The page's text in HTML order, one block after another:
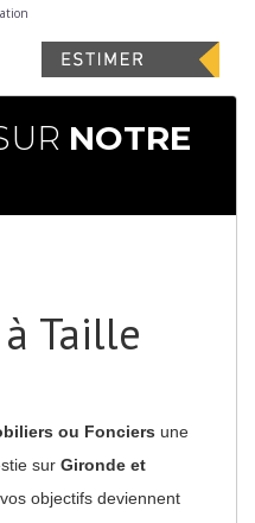
NOTRE
Taille
ou Fonciers une
sur Gironde et
objectifs deviennent